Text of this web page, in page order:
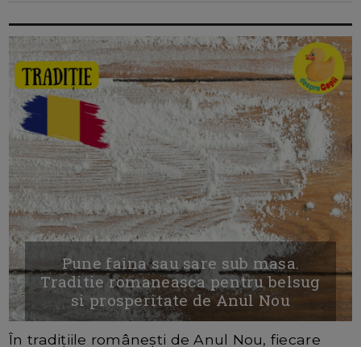
Pune faina sau sare sub masa.
Traditie romaneasca pentru belsug
si prosperitate de Anul Nou
În tradițiile românești de Anul Nou, fiecare